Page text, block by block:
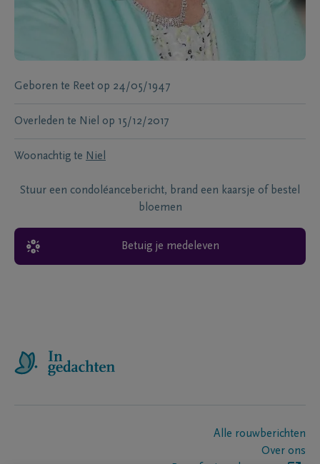
Geboren te Reet op 24/05/1947
Overleden te Niel op 15/12/2017
Woonachtig te Niel
Stuur een condoléancebericht, brand een kaarsje of bestel
bloemen
Betuig je medeleven
Alle rouwberichten
Over ons